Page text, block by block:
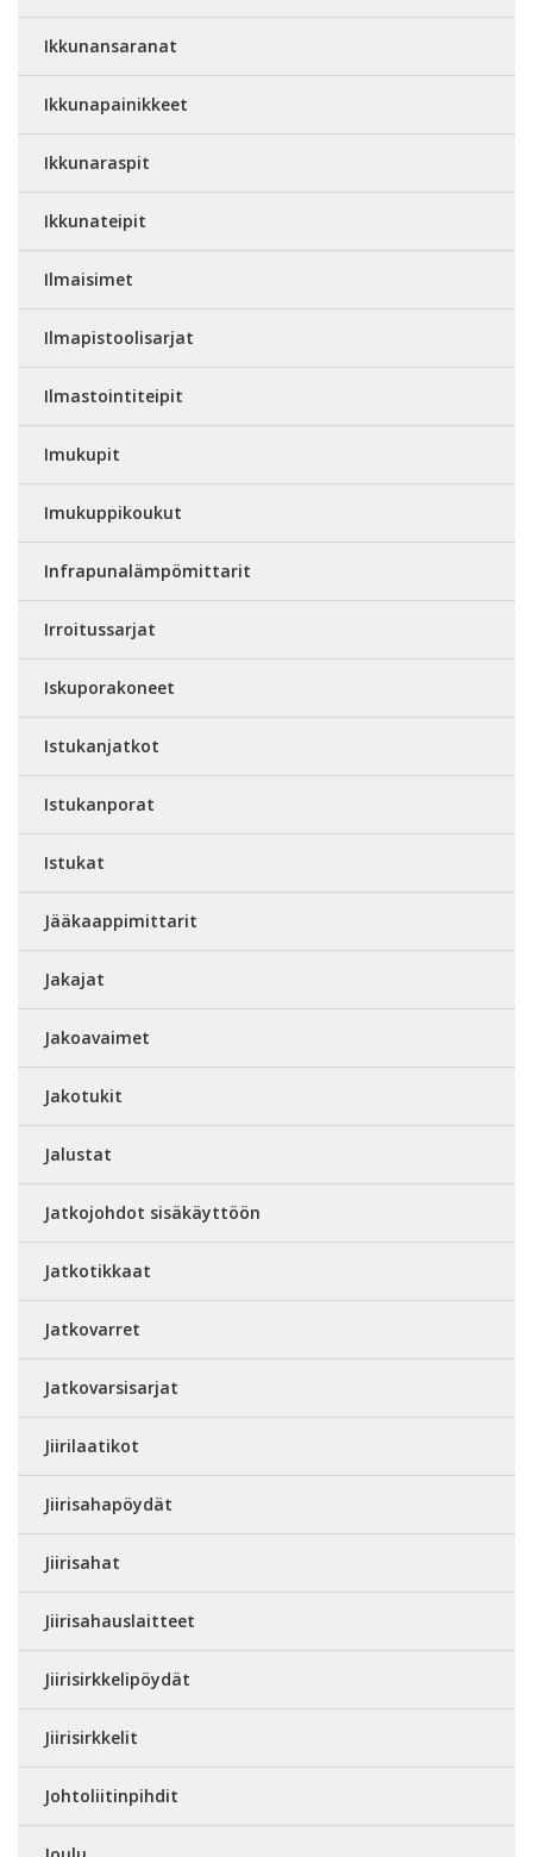
Ikkunansaranat
Ikkunapainikkeet
Ikkunaraspit
Ikkunateipit
Ilmaisimet
Ilmapistoolisarjat
Ilmastointiteipit
Imukupit
Imukuppikoukut
Infrapunalämpömittarit
Irroitussarjat
Iskuporakoneet
Istukanjatkot
Istukanporat
Istukat
Jääkaappimittarit
Jakajat
Jakoavaimet
Jakotukit
Jalustat
Jatkojohdot sisäkäyttöön
Jatkotikkaat
Jatkovarret
Jatkovarsisarjat
Jiirilaatikot
Jiirisahapöydät
Jiirisahat
Jiirisahauslaitteet
Jiirisirkkelipöydät
Jiirisirkkelit
Johtoliitinpihdit